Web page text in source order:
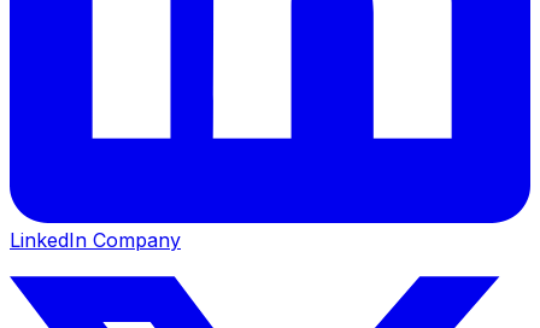
LinkedIn Company